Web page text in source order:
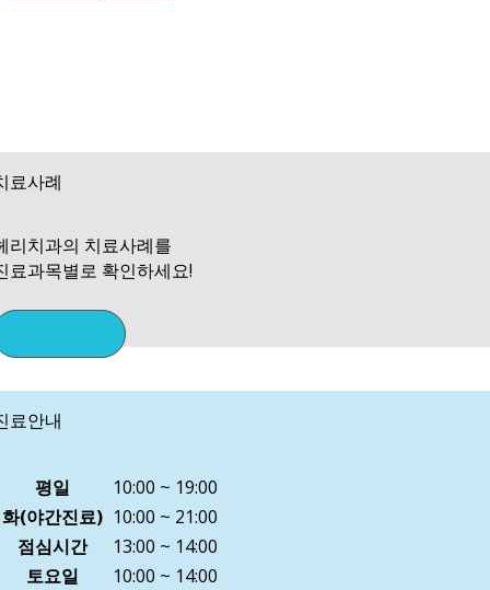
료사례
리치과의 치료사례를
료과목별로 확인하세요!
료안내
평일
10:00 ~ 19:00
화(야간진료) 10:00 ~ 21:00
점심시간
13:00 ~ 14:00
토요일
10:00 ~ 14:00